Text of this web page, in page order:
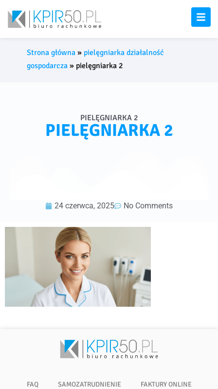
Strona główna » pielęgniarka działalność
gospodarcza » pielęgniarka 2
PIELĘGNIARKA 2
PIELĘGNIARKA 2
24 czerwca, 2025 No Comments
FAQ SAMOZATRUDNIENIE FAKTURY ONLINE